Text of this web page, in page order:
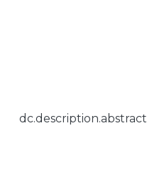
dc.description.abstract